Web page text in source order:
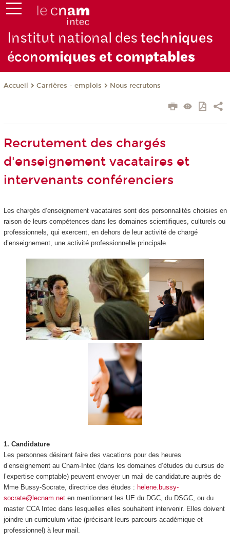
Institut national destechniques
économiques et comptables
Accueil Carrières - emplois Nous recrutons
Recrutement des chargés
d'enseignement vacataires et
intervenants conférenciers
Les chargés d’enseignement vacataires sont des personnalités choisies en
raison de leurs compétences dans les domaines scientifiques, culturels ou
professionnels, qui exercent, en dehors de leur activité de chargé
d’enseignement, une activité professionnelle principale.
1. Candidature
Les personnes désirant faire des vacations pour des heures
d’enseignement au Cnam-Intec (dans les domaines d’études du cursus de
l’expertise comptable) peuvent envoyer un mail de candidature auprès de
Mme Bussy-Socrate, directrice des études : helene.bussy-
socrate@lecnam.neten mentionnant les UE du DGC, du DSGC, ou du
master CCA Intec dans lesquelles elles souhaitent intervenir. Elles doivent
joindre un curriculum vitae (précisant leurs parcours académique et
professionnel) à leur mail.